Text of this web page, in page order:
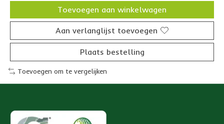
Toevoegen aan winkelwagen
Aan verlanglijst toevoegen
Plaats bestelling
Toevoegen om te vergelijken